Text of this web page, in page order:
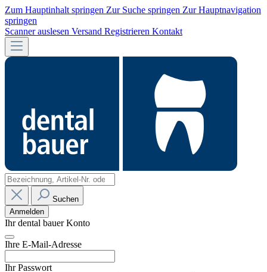
Zum Hauptinhalt springen Zur Suche springen Zur Hauptnavigation
springen
Scanner auslesen Versand Registrieren Kontakt
Suchen
Anmelden
Ihr dental bauer Konto
Ihre E-Mail-Adresse
Ihr Passwort